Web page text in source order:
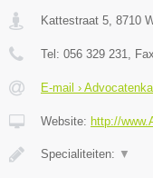
Kattestraat 5 8710
Tel: 056 329 231 ,
E-mail ›
Website: http://
Specialiteiten: ▼